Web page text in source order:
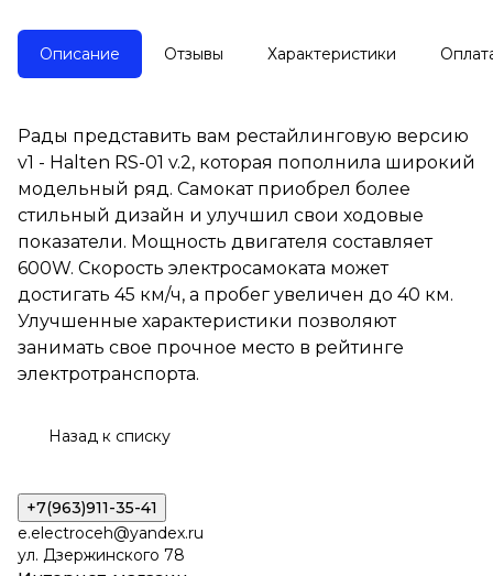
ходовые показатели.
Мощность двигателя
увеличен до 40 км.
Улучшенные характеристики
позволяют занимать свое
прочное место в рейтинге
электротранспорта.
Описание Отзывы Характеристики
Рады представить вам рестайлинговую версию
v1 - Halten RS-01 v.2, которая пополнила широкий
модельный ряд. Самокат приобрел более
стильный дизайн и улучшил свои ходовые
показатели. Мощность двигателя составляет
600W. Скорость электросамоката может
достигать 45 км/ч, а пробег увеличен до 40 км.
Улучшенные характеристики позволяют
занимать свое прочное место в рейтинге
электротранспорта.
Назад к списку
+7(963)911-35-41
e.electroceh@yandex.ru
ул. Дзержинского 78